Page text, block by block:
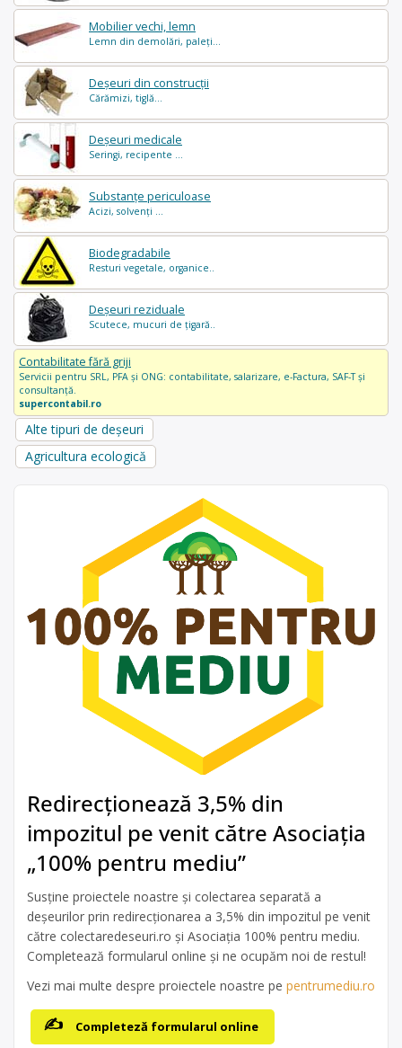
Mobilier vechi, lemn
Lemn din demolări, paleți...
Deșeuri din construcții
Cărămizi, tiglă...
Deșeuri medicale
Seringi, recipente ...
Substanțe periculoase
Acizi, solvenți ...
Biodegradabile
Resturi vegetale, organice..
Deșeuri reziduale
Scutece, mucuri de țigară..
Contabilitate fără griji
Servicii pentru SRL, PFA și ONG: contabilitate, salarizare, e-Factura, SAF-T și
consultanță.
supercontabil.ro
Alte tipuri de deșeuri
Agricultura ecologică
Redirecționează 3,5% din
impozitul pe venit către Asociația
„100% pentru mediu”
Susține proiectele noastre și colectarea separată a
deșeurilor prin redirecționarea a 3,5% din impozitul pe venit
către colectaredeseuri.ro și Asociația 100% pentru mediu.
Completează formularul online și ne ocupăm noi de restul!
Vezi mai multe despre proiectele noastre pe pentrumediu.ro
Completeză formularul online